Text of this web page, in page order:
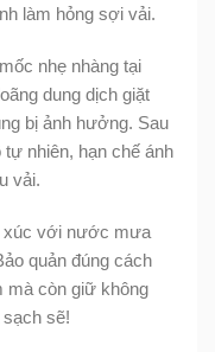
làm hỏng sợi vải.
nhẹ nhàng tại
dung dịch giặt
bị ảnh hưởng. Sau
nhiên, hạn chế ánh
vải.
xúc với nước mưa
quản đúng cách
mà còn giữ không
sẽ!